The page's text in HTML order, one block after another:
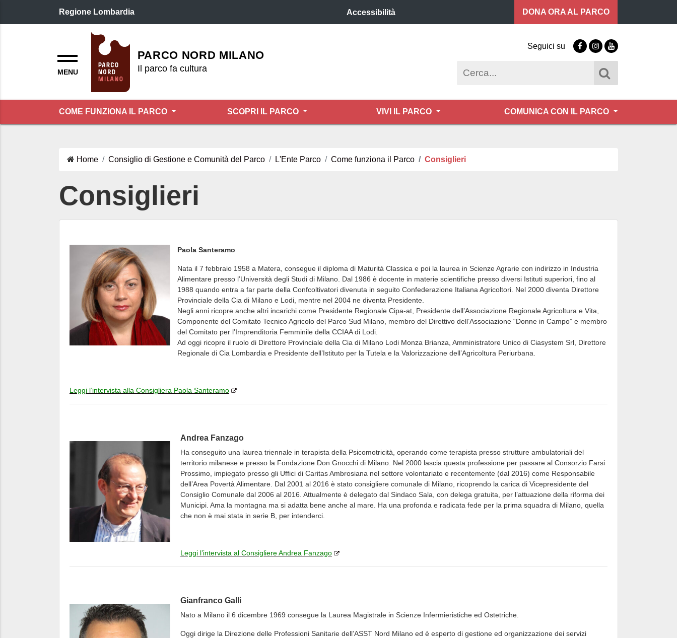
Regione Lombardia Accessibilità DONA ORA AL PARCO
PARCO NORD MILANO
Il parco fa cultura
Seguici su Facebook
Instagram
Youtube
COME FUNZIONA IL PARCO SCOPRI IL PARCO VIVI IL PARCO COMUNICA CON IL PARCO
Home Consiglio di Gestione e Comunità del Parco L'Ente Parco Come funziona il Parco Consiglieri
Consiglieri
Paola Santeramo
Nata il 7 febbraio 1958 a Matera, consegue il diploma di Maturità Classica e poi la laurea in Scienze Agrarie con indirizzo in Industria
Alimentare presso l’Università degli Studi di Milano. Dal 1986 è docente in materie scientifiche presso diversi Istituti superiori, fino al
1988 quando entra a far parte della Confcoltivatori divenuta in seguito Confederazione Italiana Agricoltori. Nel 2000 diventa Direttore
Provinciale della Cia di Milano e Lodi, mentre nel 2004 ne diventa Presidente.
Negli anni ricopre anche altri incarichi come Presidente Regionale Cipa-at, Presidente dell’Associazione Regionale Agricoltura e Vita,
Componente del Comitato Tecnico Agricolo del Parco Sud Milano, membro del Direttivo dell’Associazione “Donne in Campo” e membro
del Comitato per l’Imprenditoria Femminile della CCIAA di Lodi.
Ad oggi ricopre il ruolo di Direttore Provinciale della Cia di Milano Lodi Monza Brianza, Amministratore Unico di Ciasystem Srl, Direttore
Regionale di Cia Lombardia e Presidente dell’Istituto per la Tutela e la Valorizzazione dell’Agricoltura Periurbana.
Leggi l’intervista alla Consigliera Paola Santeramo
Andrea Fanzago
Ha conseguito una laurea triennale in terapista della Psicomotricità, operando come terapista presso strutture ambulatoriali del
territorio milanese e presso la Fondazione Don Gnocchi di Milano. Nel 2000 lascia questa professione per passare al Consorzio Farsi
Prossimo, impiegato presso gli Uffici di Caritas Ambrosiana nel settore volontariato e recentemente (dal 2016) come Responsabile
dell’Area Povertà Alimentare. Dal 2001 al 2016 è stato consigliere comunale di Milano, ricoprendo la carica di Vicepresidente del
Consiglio Comunale dal 2006 al 2016. Attualmente è delegato dal Sindaco Sala, con delega gratuita, per l’attuazione della riforma dei
Municipi. Ama la montagna ma si adatta bene anche al mare. Ha una profonda e radicata fede per la prima squadra di Milano, quella
che non è mai stata in serie B, per intenderci.
Leggi l’intervista al Consigliere Andrea Fanzago
Gianfranco Galli
Nato a Milano il 6 dicembre 1969 consegue la Laurea Magistrale in Scienze Infermieristiche ed Ostetriche.
Oggi dirige la Direzione delle Professioni Sanitarie dell’ASST Nord Milano ed è esperto di gestione ed organizzazione dei servizi